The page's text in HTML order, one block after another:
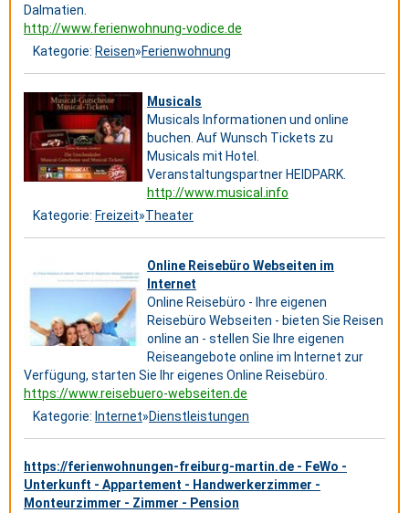
Dalmatien.
http://www.ferienwohnung-vodice.de
Kategorie: Reisen»Ferienwohnung
Musicals
Musicals Informationen und online
buchen. Auf Wunsch Tickets zu
Musicals mit Hotel.
Veranstaltungspartner HEIDPARK.
http://www.musical.info
Kategorie: Freizeit»Theater
Online Reisebüro Webseiten im
Internet
Online Reisebüro - Ihre eigenen
Reisebüro Webseiten - bieten Sie Reisen
online an - stellen Sie Ihre eigenen
Reiseangebote online im Internet zur
Verfügung, starten Sie Ihr eigenes Online Reisebüro.
https://www.reisebuero-webseiten.de
Kategorie: Internet»Dienstleistungen
https://ferienwohnungen-freiburg-martin.de - FeWo -
Unterkunft - Appartement - Handwerkerzimmer -
Monteurzimmer - Zimmer - Pension